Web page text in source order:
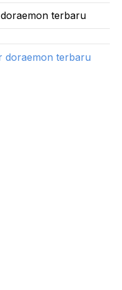
terbaru